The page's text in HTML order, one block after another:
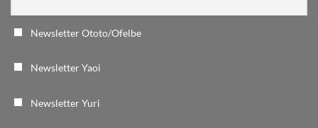
Newsletter Ototo/Ofelbe
Newsletter Yaoi
Newsletter Yuri